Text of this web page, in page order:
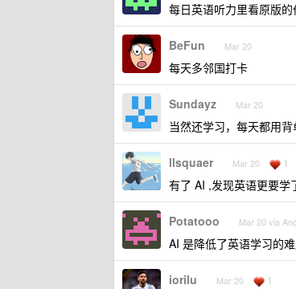
每日英语听力里看原版
BeFun Mar 20
每天多邻国打卡
Sundayz Mar 20
当然还学习，每天都用
llsquaer Mar 20 1
有了 AI ,发现英语更要学
Potatooo Mar 20 via
AI 是降低了英语学习的
iorilu Mar 20 1